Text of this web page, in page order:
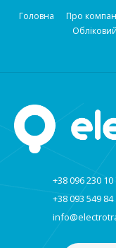
Головна Про
+38 096 230 10
+38 093 549 84